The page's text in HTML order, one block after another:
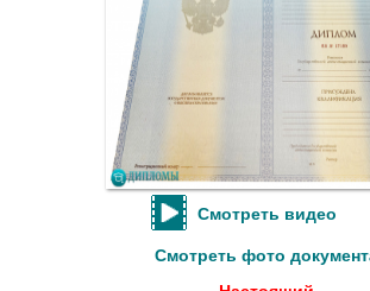
Смотреть видео
Смотреть фото